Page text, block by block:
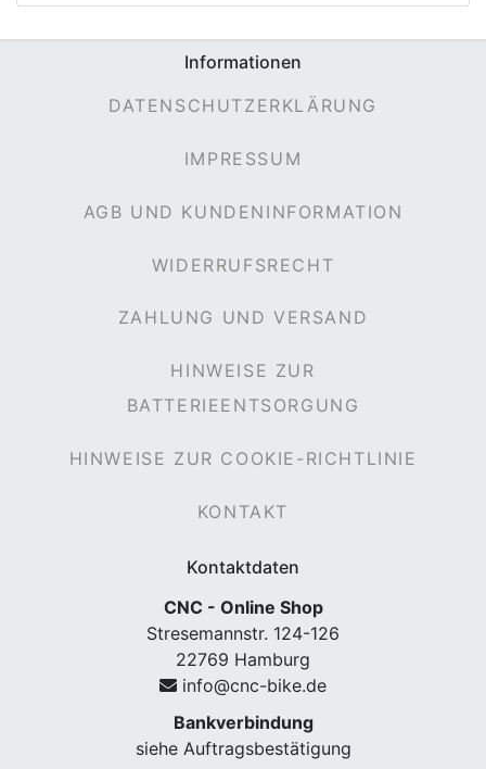
Informationen
DATENSCHUTZERKLÄRUNG
IMPRESSUM
AGB UND KUNDENINFORMATION
WIDERRUFSRECHT
ZAHLUNG UND VERSAND
HINWEISE ZUR
BATTERIEENTSORGUNG
HINWEISE ZUR COOKIE-RICHTLINIE
KONTAKT
Kontaktdaten
CNC - Online Shop
Stresemannstr. 124-126
22769 Hamburg
info@cnc-bike.de
Bankverbindung
siehe Auftragsbestätigung